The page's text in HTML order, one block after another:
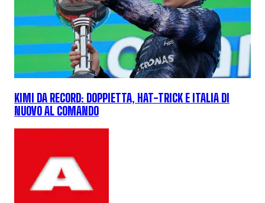
KIMI DA RECORD: DOPPIETTA, HAT-TRICK E ITALIA DI
NUOVO AL COMANDO